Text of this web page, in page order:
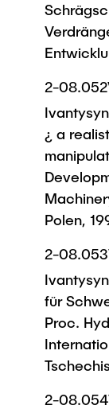
2-
¿ a
Polen,
2-
für
Proc.
2-